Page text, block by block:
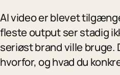
Workshops
AI Fundamentet
On-demand kursus · 5 lektioner
AI Acceleratoren
Live online forløb · 6 uger
AI video er blevet
fleste output ser stadig
seriøst brand ville bruge.
hvorfor, og hvad du